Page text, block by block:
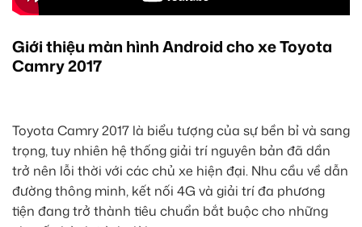
Giới thiệu màn hình Android cho xe Toyota
Camry 2017
Toyota Camry 2017 là biểu tượng của sự bền bỉ và sang
trọng, tuy nhiên hệ thống giải trí nguyên bản đã dần
trở nên lỗi thời với các chủ xe hiện đại. Nhu cầu về dẫn
đường thông minh, kết nối 4G và giải trí đa phương
tiện đang trở thành tiêu chuẩn bắt buộc cho những